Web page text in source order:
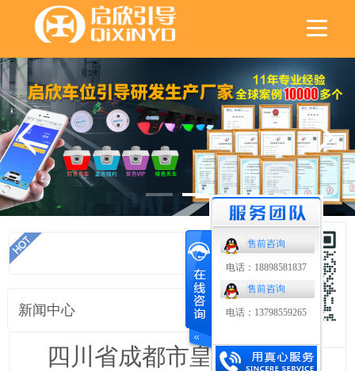
售前咨询
电话：18898581837
售前咨询
电话：13798559265
首页
新闻中心
四川省成都市皇冠假日酒